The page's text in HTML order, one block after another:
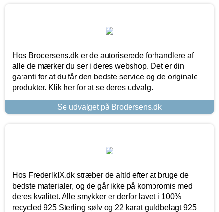
Hos Brodersens.dk er de autoriserede forhandlere af
alle de mærker du ser i deres webshop. Det er din
garanti for at du får den bedste service og de originale
produkter. Klik her for at se deres udvalg.
Se udvalget på Brodersens.dk
Hos FrederikIX.dk stræber de altid efter at bruge de
bedste materialer, og de går ikke på kompromis med
deres kvalitet. Alle smykker er derfor lavet i 100%
recycled 925 Sterling sølv og 22 karat guldbelagt 925